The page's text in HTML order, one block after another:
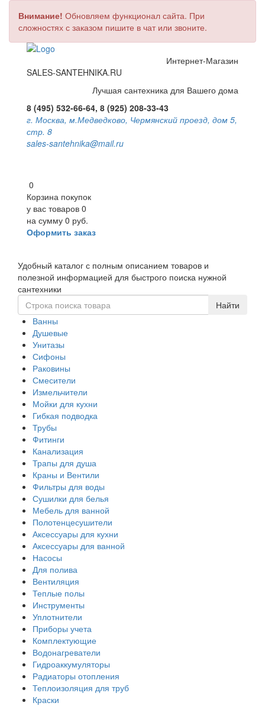
Внимание! Обновляем функционал сайта. При
сложностях с заказом пишите в чат или звоните.
Интернет-Магазин
SALES-SANTEHNIKA.RU
Лучшая сантехника для Вашего дома
8 (495) 532-66-64, 8 (925) 208-33-43
г. Москва, м.Медведково, Чермянский проезд, дом 5,
стр. 8
sales-santehnika@mail.ru
0
Корзина покупок
у вас товаров 0
на сумму 0 руб.
Оформить заказ
Удобный каталог с полным описанием товаров и
полезной информацией для быстрого поиска нужной
сантехники
Ванны
Душевые
Унитазы
Сифоны
Раковины
Смесители
Измельчители
Мойки для кухни
Гибкая подводка
Трубы
Фитинги
Канализация
Трапы для душа
Краны и Вентили
Фильтры для воды
Сушилки для белья
Мебель для ванной
Полотенцесушители
Аксессуары для кухни
Аксессуары для ванной
Насосы
Для полива
Вентиляция
Теплые полы
Инструменты
Уплотнители
Приборы учета
Комплектующие
Водонагреватели
Гидроаккумуляторы
Радиаторы отопления
Теплоизоляция для труб
Краски